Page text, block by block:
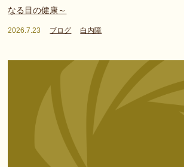
なる目の健康～
2026.7.23 ブログ 白内障